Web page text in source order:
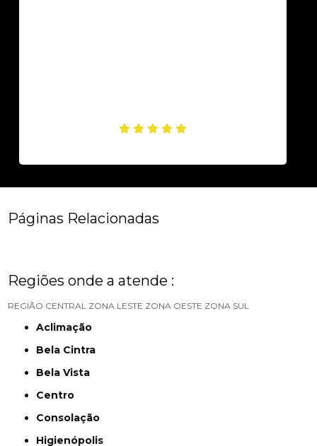
Páginas Relacionadas
Regiões onde a atende :
REGIÃO CENTRAL ZONA LESTE ZONA OESTE ZONA SUL
Aclimação
Bela Cintra
Bela Vista
Centro
Consolação
Higienópolis